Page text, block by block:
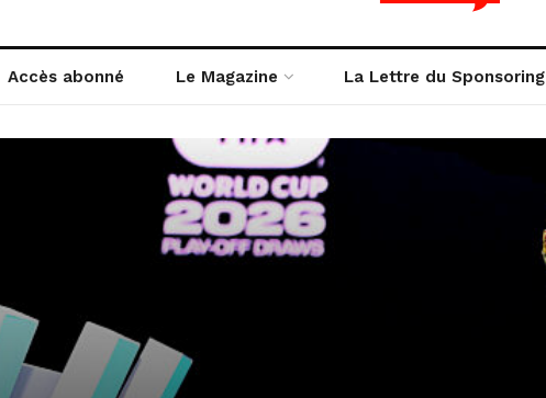
Accès abonné Le Magazine La Lettre du Sponsoring